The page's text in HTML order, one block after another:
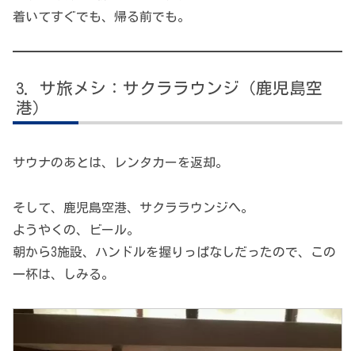
着いてすぐでも、帰る前でも。
サ旅メシ：サクララウンジ（鹿児島空
港）
サウナのあとは、レンタカーを返却。
そして、鹿児島空港、サクララウンジへ。
ようやくの、ビール。
朝から3施設、ハンドルを握りっぱなしだったので、この
一杯は、しみる。